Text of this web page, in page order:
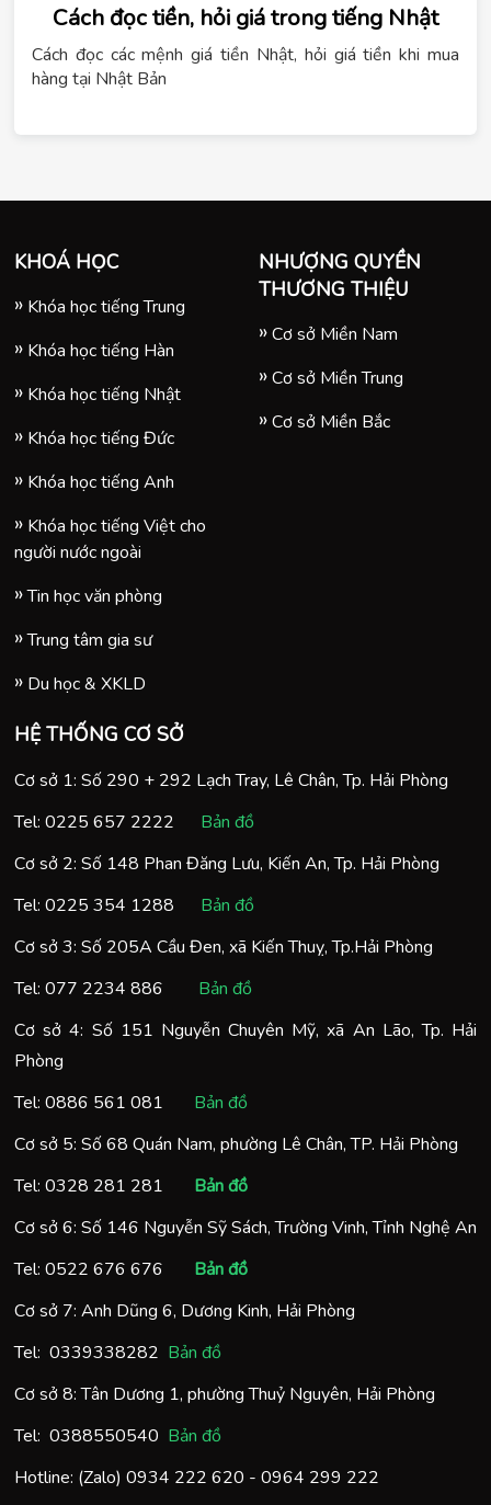
Cách đọc tiền, hỏi giá trong tiếng Nhật
Cách đọc các mệnh giá tiền Nhật, hỏi giá tiền khi mua
hàng tại Nhật Bản
KHOÁ HỌC
Khóa học tiếng Trung
Khóa học tiếng Hàn
Khóa học tiếng Nhật
Khóa học tiếng Đức
Khóa học tiếng Anh
Khóa học tiếng Việt cho
người nước ngoài
Tin học văn phòng
Trung tâm gia sư
Du học & XKLD
NHƯỢNG QUYỀN
THƯƠNG THIỆU
Cơ sở Miền Nam
Cơ sở Miền Trung
Cơ sở Miền Bắc
HỆ THỐNG CƠ SỞ
Cơ sở 1: Số 290 + 292 Lạch Tray, Lê Chân, Tp. Hải Phòng
Tel: 0225 657 2222
Bản đồ
Cơ sở 2: Số 148 Phan Đăng Lưu, Kiến An, Tp. Hải Phòng
Tel: 0225 354 1288
Bản đồ
Cơ sở 3: Số 205A Cầu Đen, xã Kiến Thuỵ, Tp.Hải Phòng
Tel: 077 2234 886
Bản đồ
Cơ sở 4: Số 151 Nguyễn Chuyên Mỹ, xã An Lão, Tp. Hải
Phòng
Tel: 0886 561 081
Bản đồ
Cơ sở 5: Số 68 Quán Nam, phường Lê Chân, TP. Hải Phòng
Tel: 0328 281 281
Bản đồ
Cơ sở 6: Số 146 Nguyễn Sỹ Sách, Trường Vinh, Tỉnh Nghệ An
Tel: 0522 676 676
Bản đồ
Cơ sở 7: Anh Dũng 6, Dương Kinh, Hải Phòng
Tel: 0339338282 Bản đồ
Cơ sở 8: Tân Dương 1, phường Thuỷ Nguyên, Hải Phòng
Tel: 0388550540 Bản đồ
Hotline: (Zalo) 0934 222 620 - 0964 299 222